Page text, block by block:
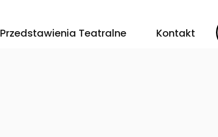
Przedstawienia Teatralne Kontakt